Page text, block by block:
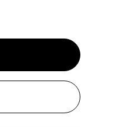
av 100 %
x 21 cm.